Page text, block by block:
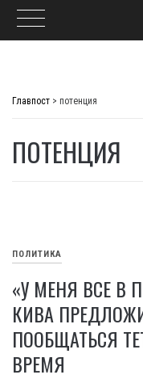
Главпост > потенция
ПОТЕНЦИЯ
ПОЛИТИКА
«У МЕНЯ ВСЕ В
КИВА
ПООБЩАТЬСЯ
ВРЕМЯ